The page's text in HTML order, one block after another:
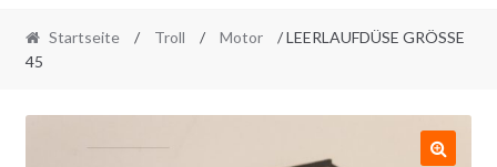
Startseite / Troll / Motor
/ LEERLAUFDÜSE GRÖSSE
45